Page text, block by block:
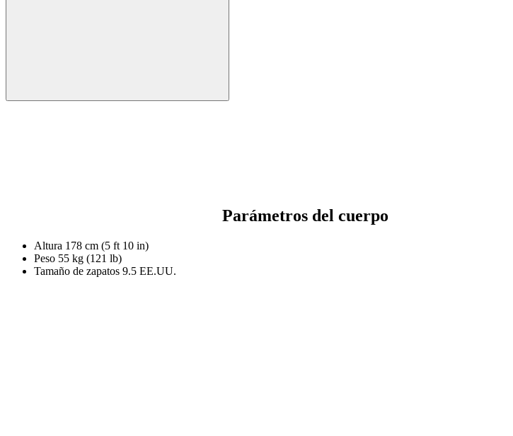
Parámetros del cuerpo
Altura 178 cm (5 ft 10 in)
Peso 55 kg (121 lb)
Tamaño de zapatos 9.5 EE.UU.